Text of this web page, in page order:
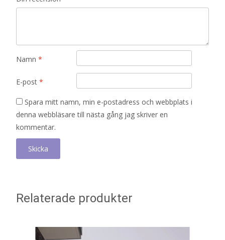
Namn *
E-post *
Spara mitt namn, min e-postadress och webbplats i
denna webbläsare till nästa gång jag skriver en
kommentar.
Relaterade produkter